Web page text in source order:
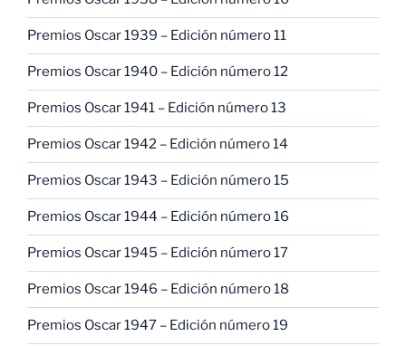
Premios Oscar 1939 – Edición número 11
Premios Oscar 1940 – Edición número 12
Premios Oscar 1941 – Edición número 13
Premios Oscar 1942 – Edición número 14
Premios Oscar 1943 – Edición número 15
Premios Oscar 1944 – Edición número 16
Premios Oscar 1945 – Edición número 17
Premios Oscar 1946 – Edición número 18
Premios Oscar 1947 – Edición número 19